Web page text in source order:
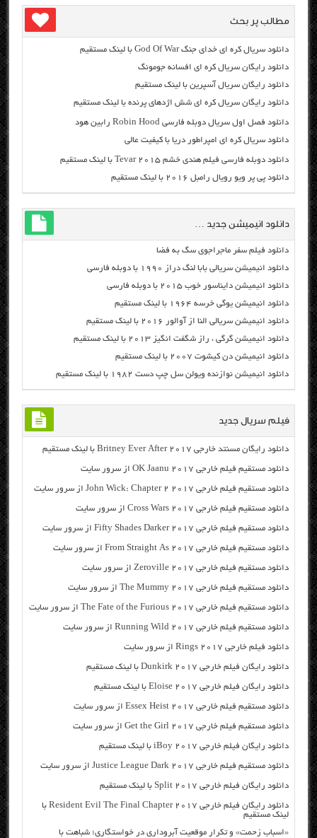
مطالب پر بحث
دانلود سریال کره ای خدای جنگ God Of War با لینک مستقیم
دانلود رایگان سریال کره ای افسانه جومونگ
دانلود رایگان سریال آسپرین با لینک مستقیم
دانلود رایگان سریال کره ای شش اژدهای پرنده با لینک مستقیم
دانلود فصل اول سریال دوبله فارسی Robin Hood رابین هود
دانلود سریال کره ای امپراطور دریا با کیفیت عالی
دانلود دوبله فارسی فیلم هندی خشم Tevar ۲۰۱۵ با لینک مستقیم
دانلود پی پر ویو رویال رامبل ۲۰۱۶ با لینک مستقیم
دانلود انیمیشن جدید …
دانلود فیلم سفر ماجراجوی سگ به فضا
دانلود انیمیشن سریالی بابا لنگ دراز ۱۹۹۰ با دوبله فارسی
دانلود انیمیشن دایناسور خوب ۲۰۱۵ با دوبله فارسی
دانلود انیمیشن یوگی خرسه ۱۹۶۴ با لینک مستقیم
دانلود انیمیشن سریالی النا از آوالور ۲۰۱۶ با لینک مستقیم
دانلود انیمیشن گرگی ، راز شگفت انگیز ۲۰۱۳ با لینک مستقیم
دانلود انیمیشن دن کیشوت ۲۰۰۷ با لینک مستقیم
دانلود انیمیشن نوازنده ویولن سل چپ دست ۱۹۸۲ با لینک مستقیم
فیلم سریال جدید
دانلود رایگان مسنتد خارجی Britney Ever After 2017 با لینک مستقیم
دانلود مستقیم فیلم خارجی OK Jaanu 2017 از سرور سایت
دانلود مستقیم فیلم خارجی John Wick: Chapter 2 2017 از سرور سایت
دانلود مستقیم فیلم خارجی Cross Wars 2017 از سرور سایت
دانلود مستقیم فیلم خارجی Fifty Shades Darker 2017 از سرور سایت
دانلود مستقیم فیلم خارجی From Straight As 2017 از سرور سایت
دانلود مستقیم فیلم خارجی Zeroville 2017 از سرور سایت
دانلود مستقیم فیلم خارجی The Mummy 2017 از سرور سایت
دانلود مستقیم فیلم خارجی The Fate of the Furious 2017 از سرور سایت
دانلود مستقیم فیلم خارجی Running Wild 2017 از سرور سایت
دانلود فیلم خارجی Rings 2017 از سرور سایت
دانلود رایگان فیلم خارجی Dunkirk 2017 با لینک مستقیم
دانلود رایگان فیلم خارجی Eloise 2017 با لینک مستقیم
دانلود مستقیم فیلم خارجی Essex Heist 2017 از سرور سایت
دانلود مستقیم فیلم خارجی Get the Girl 2017 از سرور سایت
دانلود رایگان فیلم خارجی iBoy 2017 با لینک مستقیم
دانلود مستقیم فیلم خارجی Justice League Dark 2017 از سرور سایت
دانلود رایگان فیلم خارجی Split 2017 با لینک مستقیم
دانلود رایگان فیلم خارجی Resident Evil The Final Chapter 2017 با
لینک مستقیم
«اسباب زحمت» و تکرار موقعیت آبروداری در خواستگاری؛ شباهت با